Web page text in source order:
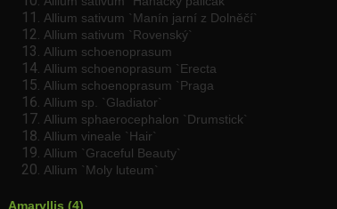
Allium sativum `Manín jarní z Dolněčí`
Allium sativum `Rovenský`
Allium schoenoprasum
Allium schoenoprasum `Erecta
Allium schoenoprasum `Praga
Allium sp. `Gladiator`
Allium sphaerocephalon `Drumstick`
Allium vineale `Hair`
Allium `Graceful Beauty`
Allium `Moly luteum`
Amaryllis (4)